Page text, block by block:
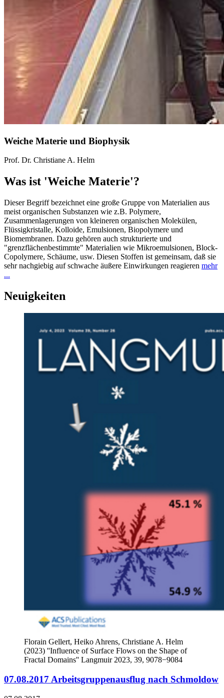
Weiche Materie und Biophysik
Prof. Dr. Christiane A. Helm
Was ist 'Weiche Materie'?
Dieser Begriff bezeichnet eine große Gruppe von Materialien aus
meist organischen Substanzen wie z.B. Polymere,
Zusammenlagerungen von kleineren organischen Molekülen,
Flüssigkristalle, Kolloide, Emulsionen, Biopolymere und
Biomembranen. Dazu gehören auch strukturierte und
"grenzflächenbestimmte" Materialien wie Mikroemulsionen, Block-
Copolymere, Schäume, usw. Diesen Stoffen ist gemeinsam, daß sie
sehr nachgiebig auf schwache äußere Einwirkungen reagieren mehr
...
Neuigkeiten
Florain Gellert, Heiko Ahrens, Christiane A. Helm
(2023) ''Influence of Surface Flows on the Shape of
Fractal Domains'' Langmuir 2023, 39, 9078−9084
07.08.2017 Arbeitsgruppenausflug nach Schmoldow